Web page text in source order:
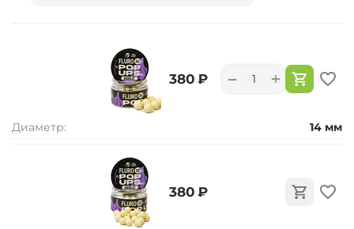
‍380‍ ₽ +
−
Диаметр: 14 мм
‍380‍ ₽